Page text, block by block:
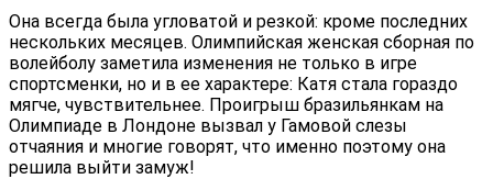
Она всегда была угловатой и резкой: кроме последних
нескольких месяцев. Олимпийская женская сборная по
волейболу заметила изменения не только в игре
спортсменки, но и в ее характере: Катя стала гораздо
мягче, чувствительнее. Проигрыш бразильянкам на
Олимпиаде в Лондоне вызвал у Гамовой слезы
отчаяния и многие говорят, что именно поэтому она
решила выйти замуж!